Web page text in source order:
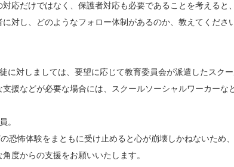
応だけではなく、保護者対応も必要であることを考えると
対し、どのようなフォロー体制があるのか、教えてください
対しましては、要望に応じて教育委員会が派遣したスク
援などが必要な場合には、スクールソーシャルワーカー
。
怖体験をまともに受け止めると心が崩壊しかねないため
度からの支援をお願いいたします。